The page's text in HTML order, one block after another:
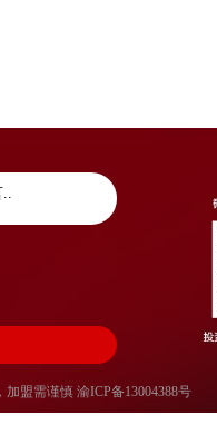
加盟需谨慎 渝ICP备13004388号